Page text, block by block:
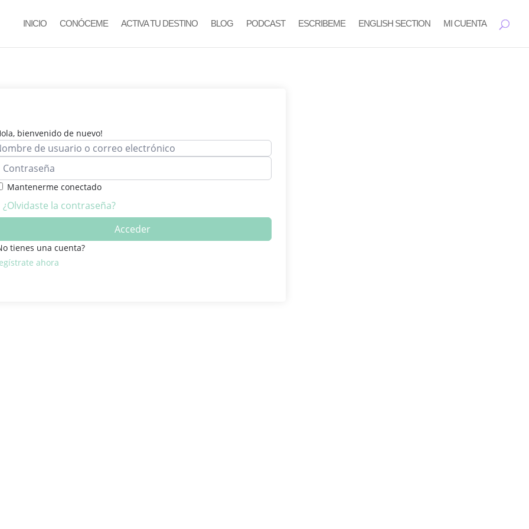
INICIO CONÓCEME ACTIVA TU DESTINO BLOG PODCAST ESCRIBEME ENGLISH SECTION MI CUENTA
bienvenido de nuevo!
Mantenerme conectado
¿Olvidaste la contraseña?
Acceder
tienes una cuenta?
ahora